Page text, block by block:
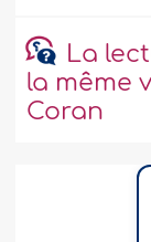
La
la même
Coran